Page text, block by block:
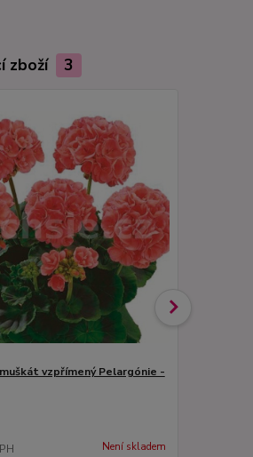
zboží 3
vzpřímený Pelargónie -
Není skladem